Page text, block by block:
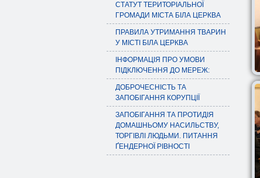
СТАТУТ ТЕРИТОРІАЛЬНОЇ
ГРОМАДИ МІСТА БІЛА ЦЕРКВА
ПРАВИЛА УТРИМАННЯ ТВАРИН
У МІСТІ БІЛА ЦЕРКВА
ІНФОРМАЦІЯ ПРО УМОВИ
ПІДКЛЮЧЕННЯ ДО МЕРЕЖ:
ДОБРОЧЕСНІСТЬ ТА
ЗАПОБІГАННЯ КОРУПЦІЇ
ЗАПОБІГАННЯ ТА ПРОТИДІЯ
ДОМАШНЬОМУ НАСИЛЬСТВУ,
ТОРГІВЛІ ЛЮДЬМИ. ПИТАННЯ
ҐЕНДЕРНОЇ РІВНОСТІ